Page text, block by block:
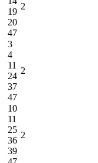
19
20
47
2
3
4
11
24
37
47
2
10
11
25
36
39
2